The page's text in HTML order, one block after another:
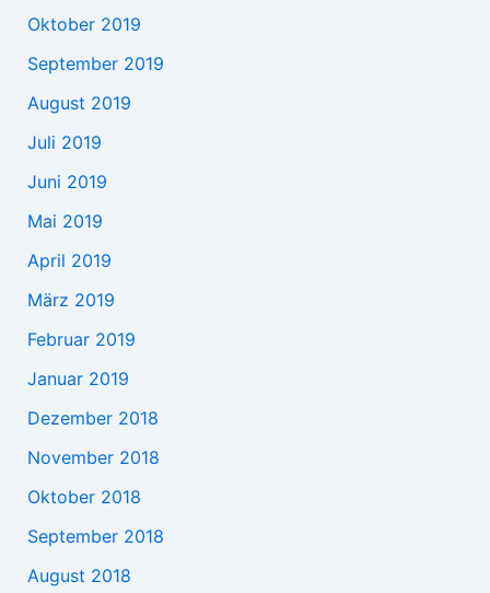
Oktober 2019
September 2019
August 2019
Juli 2019
Juni 2019
Mai 2019
April 2019
März 2019
Februar 2019
Januar 2019
Dezember 2018
November 2018
Oktober 2018
September 2018
August 2018